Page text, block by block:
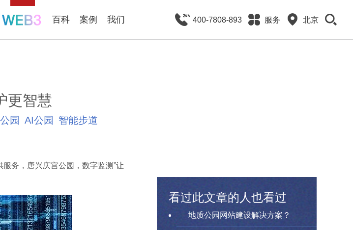
百科 案例 我们 400-7808-893 服务 北京
更智慧
园 AI公园 智能步道
务，唐兴庆宫公园，数字监测”让
看过此文章的人也看过
地质公园网站建设解决方案？